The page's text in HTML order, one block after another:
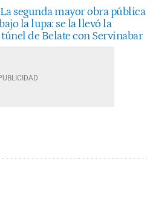
La segunda mayor obra pública
la lupa: se la llevó la
de Belate con Servinabar